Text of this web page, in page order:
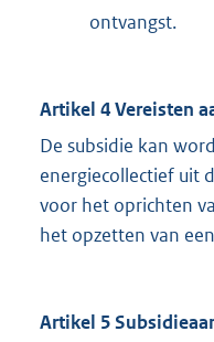
ontvangst.
Artikel 4 Vereisten
De subsidie kan
energiecollectief uit
voor het oprichten
het opzetten van
Artikel 5